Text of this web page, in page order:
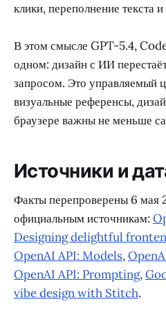
клики, переполнение текста
В этом смысле GPT-5.4,
одном: дизайн с ИИ
запросом. Это управляемый
визуальные референсы,
браузере важны не меньше
Источники и
Факты перепроверены 6 мая
официальным источникам:
Designing delightful
OpenAI API: Models,
OpenAI API: Prompting,
vibe design with Stitch.